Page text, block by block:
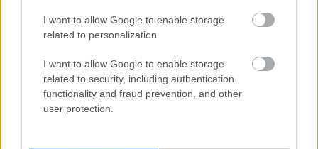
I want to allow Google to enable storage
related to personalization.
I want to allow Google to enable storage
related to security, including authentication
functionality and fraud prevention, and other
user protection.
Illat: enyhén kávés, nem édes karamell Hab: krémes,
sárgásbarnásan piszkos, hamar leapad Szín:
rozsdavörös, kicsit ködös, de fénynél rubinos
Érdekes. Az elején jön valamiféle várt véres-vasas íz,
majd rájövünk, hogy a sör alapja egy jól megpörkölt,
kávés stout lehet, ami színével becsapja az…